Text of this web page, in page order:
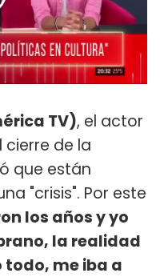
TV), el actor
de la
que están
"crisis". Por este
los años y yo
la realidad
me iba a